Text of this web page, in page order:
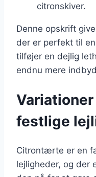
citronskiver.
Denne opskrift
der er perfekt til
tilføjer en dejlig
endnu mere
festlige
Citrontærte er en
lejligheder, og der